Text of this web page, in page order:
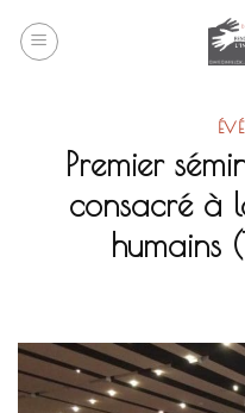
Premier
consacré à
humains